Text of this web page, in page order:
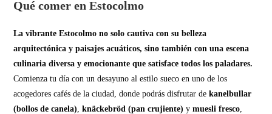
Qué comer en Estocolmo
La vibrante Estocolmo no solo cautiva con su belleza
arquitectónica y paisajes acuáticos, sino también con una escena
culinaria diversa y emocionante que satisface todos los paladares.
Comienza tu día con un desayuno al estilo sueco en uno de los
acogedores cafés de la ciudad, donde podrás disfrutar dekanelbullar
(bollos de canela),knäckebröd (pan crujiente) ymuesli fresco,